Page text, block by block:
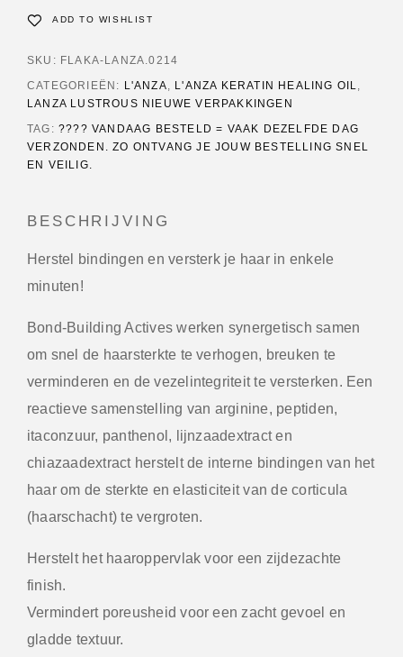
ADD TO WISHLIST
SKU: FLAKA-LANZA.0214
CATEGORIEËN: L'ANZA L'ANZA KERATIN HEALING OIL
LANZA LUSTROUS NIEUWE VERPAKKINGEN
TAG: ???? VANDAAG BESTELD = VAAK DEZELFDE DAG
VERZONDEN. ZO ONTVANG JE JOUW BESTELLING SNEL
EN VEILIG.
BESCHRIJVING
Herstel bindingen en versterk je haar in enkele
minuten!
Bond-Building Actives werken synergetisch samen
om snel de haarsterkte te verhogen, breuken te
verminderen en de vezelintegriteit te versterken. Een
reactieve samenstelling van arginine, peptiden,
itaconzuur, panthenol, lijnzaadextract en
chiazaadextract herstelt de interne bindingen van het
haar om de sterkte en elasticiteit van de corticula
(haarschacht) te vergroten.
Herstelt het haaroppervlak voor een zijdezachte
finish.
Vermindert poreusheid voor een zacht gevoel en
gladde textuur.